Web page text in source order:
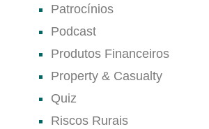
Patrocínios
Podcast
Produtos Financeiros
Property & Casualty
Quiz
Riscos Rurais